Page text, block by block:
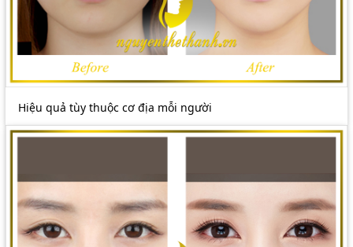
Hiệu quả tùy thuộc cơ địa mỗi người